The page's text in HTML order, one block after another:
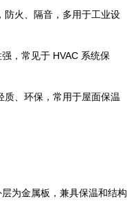
防火、隔音，多用于工业设
，常见于 HVAC 系统保
质、环保，常用于屋面保温
为金属板，兼具保温和结构